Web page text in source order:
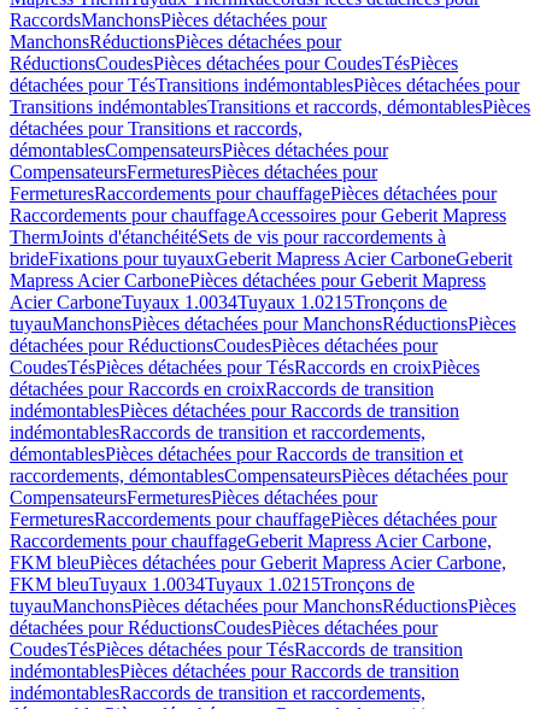
RaccordsManchonsPièces détachées pour
ManchonsRéductionsPièces détachées pour
RéductionsCoudesPièces détachées pour CoudesTésPièces
détachées pour TésTransitions indémontablesPièces détachées pour
Transitions indémontablesTransitions et raccords, démontablesPièces
détachées pour Transitions et raccords,
démontablesCompensateursPièces détachées pour
CompensateursFermeturesPièces détachées pour
FermeturesRaccordements pour chauffagePièces détachées pour
Raccordements pour chauffageAccessoires pour Geberit Mapress
ThermJoints d'étanchéitéSets de vis pour raccordements à
brideFixations pour tuyauxGeberit Mapress Acier CarboneGeberit
Mapress Acier CarbonePièces détachées pour Geberit Mapress
Acier CarboneTuyaux 1.0034Tuyaux 1.0215Tronçons de
tuyauManchonsPièces détachées pour ManchonsRéductionsPièces
détachées pour RéductionsCoudesPièces détachées pour
CoudesTésPièces détachées pour TésRaccords en croixPièces
détachées pour Raccords en croixRaccords de transition
indémontablesPièces détachées pour Raccords de transition
indémontablesRaccords de transition et raccordements,
démontablesPièces détachées pour Raccords de transition et
raccordements, démontablesCompensateursPièces détachées pour
CompensateursFermeturesPièces détachées pour
FermeturesRaccordements pour chauffagePièces détachées pour
Raccordements pour chauffageGeberit Mapress Acier Carbone,
FKM bleuPièces détachées pour Geberit Mapress Acier Carbone,
FKM bleuTuyaux 1.0034Tuyaux 1.0215Tronçons de
tuyauManchonsPièces détachées pour ManchonsRéductionsPièces
détachées pour RéductionsCoudesPièces détachées pour
CoudesTésPièces détachées pour TésRaccords de transition
indémontablesPièces détachées pour Raccords de transition
indémontablesRaccords de transition et raccordements,